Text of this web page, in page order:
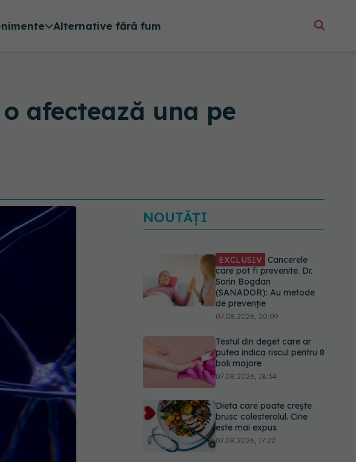
Alternative fără fum
afectează una pe
NOUTĂȚI
EXCLUSIV Cancerele
care pot fi prevenite. Dr.
Sorin Bogdan
(SANADOR): Au metode
de prevenție
07.08.2026, 20:09
Testul din deget care ar
putea indica riscul pentru 8
boli majore
07.08.2026, 18:34
Dieta care poate crește
brusc colesterolul. Cine
este mai expus
07.08.2026, 17:22